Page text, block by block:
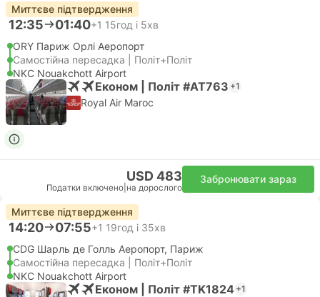
Миттєве підтвердження
12:35 01:40+1 15год і 5хв
ORY Париж Орлі Аеропорт
Самостійна пересадка | Політ+Політ
NKC Nouakchott Airport
Економ | Політ #AT763 +1
Royal Air Maroc
USD 483
Податки включено на дорослого
Забронювати зараз
Миттєве підтвердження
14:20 07:55+1 19год і 35хв
CDG Шарль де Голль Аеропорт, Париж
Самостійна пересадка | Політ+Політ
NKC Nouakchott Airport
Економ | Політ #TK1824 +1